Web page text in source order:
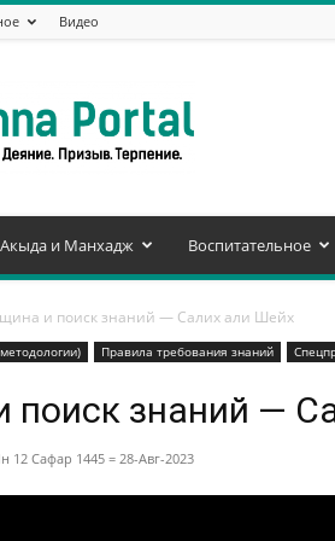
Видео
Портал
Акыда и Манхадж Воспитательное
и поиск знаний — Салих али Шейх
Правила требования знаний
знаний —
12 Сафар 1445 = 28-Авг-2023